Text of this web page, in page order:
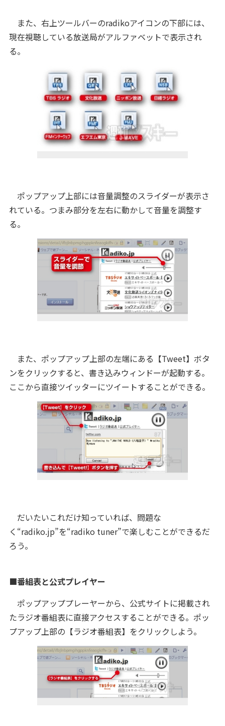
また、右上ツールバーのradikoアイコンの下部には、
現在視聴している放送局がアルファベットで表示され
る。
ポップアップ上部には音量調整のスライダーが表示さ
れている。つまみ部分を左右に動かして音量を調整す
る。
また、ポップアップ上部の左端にある【Tweet】ボタ
ンをクリックすると、書き込みウィンドーが起動する。
ここから直接ツイッターにツイートすることができる。
だいたいこれだけ知っていれば、問題な
く“radiko.jp”を“radiko tuner”で楽しむことができるだ
ろう。
■番組表と公式プレイヤー
ポップアッププレーヤーから、公式サイトに掲載され
たラジオ番組表に直接アクセスすることができる。ポッ
プアップ上部の【ラジオ番組表】をクリックしよう。